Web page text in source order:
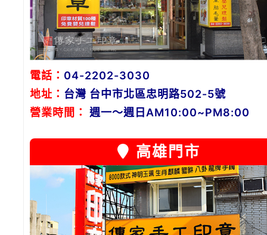
電話： 04-2202-3030
地址： 台灣 台中市北區忠明路502-5號
營業時間：
週一～週日AM10:00~PM8:00
高雄門市